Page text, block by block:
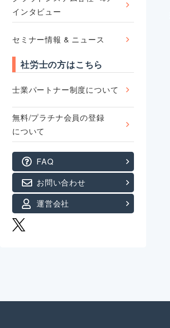
インタビュー
セミナー情報 & ニュース
社労士の方はこちら
士業パートナー制度について
無料/プラチナ会員の登録
について
FAQ
お問い合わせ
運営会社